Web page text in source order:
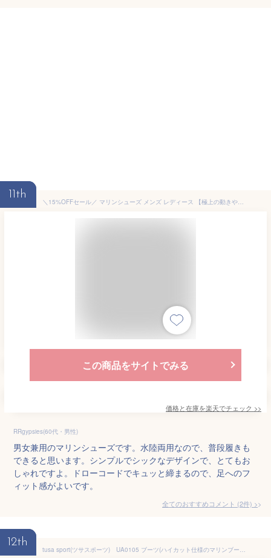
11th
＼15%OFFセール／ マリンシューズ メンズ レディース 【極上の動きやすさを実現したマリンシューズ】 ウォーターシューズ アクアシューズ 水陸両用 軽量 筋トレ ジム ヨガ サーフィン 男女兼用
この商品をサイトでみる
価格と在庫を楽天でチェック >>
RRgypsies(60代・男性)
男女兼用のマリンシューズです。水陸両用なので、普段履きも
できると思います。シンプルでシックなデザインで、とてもお
しゃれですよ。ドローコードでキュッと締まるので、足へのフ
ィット感がよいです。
全てのおすすめコメント (2件) >
12th
tusa sport(ツサスポーツ) UA0105 ブーツ(ハイカット仕様のマリンブーツ) UA-0105 BOOTS ハイカット ブーツ 砂の浸入を防ぐハイカット仕様 シュノーケリング スノーケリング マリンスポーツ 子供 大人 日焼け防止 ケガ予防 マリンシューズ 磯遊び